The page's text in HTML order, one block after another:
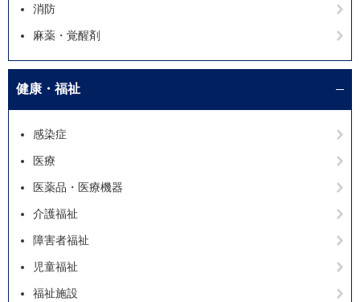
消防
麻薬・覚醒剤
健康・福祉
感染症
医療
医薬品・医療機器
介護福祉
障害者福祉
児童福祉
福祉施設